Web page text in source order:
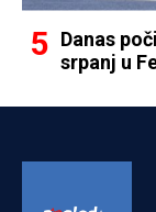
Danas
srpanj u